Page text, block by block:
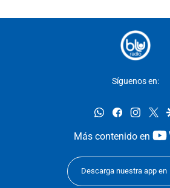
Síguenos en:
whatsappfacebook
Más contenido en
Descarga nuestra app en